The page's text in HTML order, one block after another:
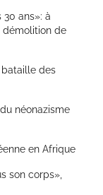
30 ans»: à
démolition de
des
néonazisme
en Afrique
son corps»,